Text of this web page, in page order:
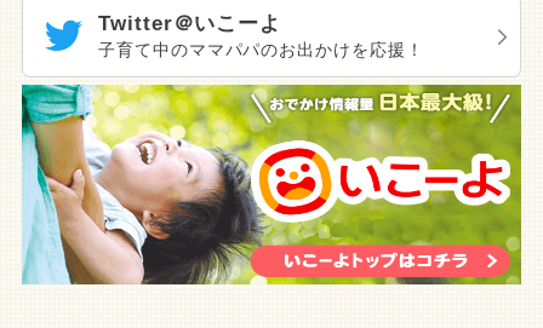
Twitter＠いこーよ
子育て中のママパパのお出かけを応援！